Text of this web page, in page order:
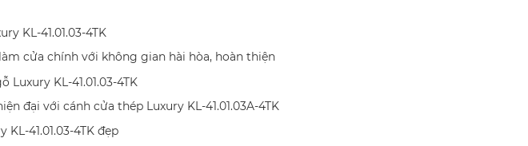
cửa chính với không gian hài hòa, hoàn thiện
đại với cánh cửa thép Luxury KL-41.01.03A-4TK